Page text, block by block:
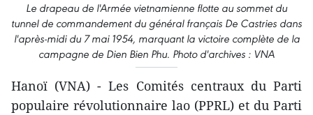
Le drapeau de l'Armée vietnamienne flotte au sommet du
tunnel de commandement du général français De Castries dans
l'après-midi du 7 mai 1954, marquant la victoire complète de la
campagne de Dien Bien Phu. Photo d'archives : VNA
Hanoï (VNA) - Les Comités centraux du Parti
populaire révolutionnaire lao (PPRL) et du Parti